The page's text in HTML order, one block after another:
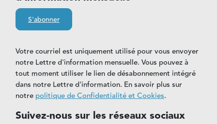
S'abonner
Votre courriel est uniquement utilisé pour vous envoyer
notre Lettre d'information mensuelle. Vous pouvez à
tout moment utiliser le lien de désabonnement intégré
dans notre Lettre d'information. En savoir plus sur
notre politique de Confidentialité et Cookies.
Suivez-nous sur les réseaux sociaux